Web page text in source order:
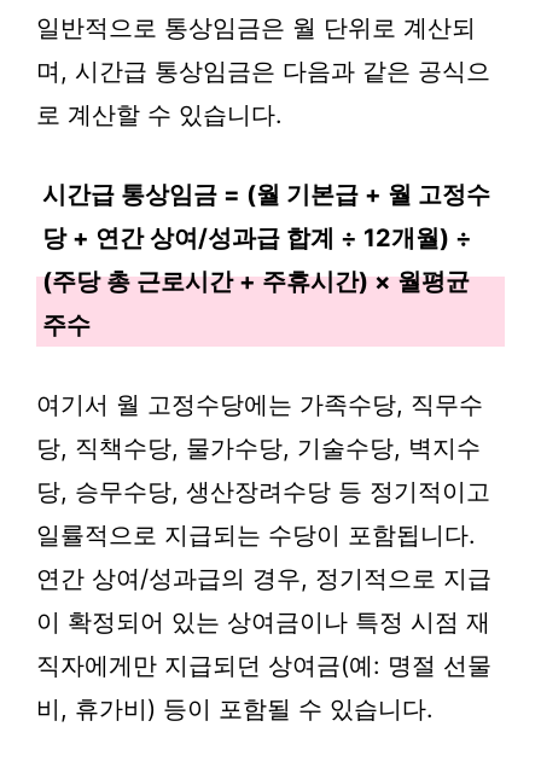
일반적으로 통상임금은 월 단위로 계산되
며, 시간급 통상임금은 다음과 같은 공식으
로 계산할 수 있습니다.
시간급 통상임금 = (월 기본급 + 월 고정수
당 + 연간 상여/성과급 합계 ÷ 12개월) ÷
(주당 총 근로시간 + 주휴시간) × 월평균
주수
여기서 월 고정수당에는 가족수당, 직무수
당, 직책수당, 물가수당, 기술수당, 벽지수
당, 승무수당, 생산장려수당 등 정기적이고
일률적으로 지급되는 수당이 포함됩니다.
연간 상여/성과급의 경우, 정기적으로 지급
이 확정되어 있는 상여금이나 특정 시점 재
직자에게만 지급되던 상여금(예: 명절 선물
비, 휴가비) 등이 포함될 수 있습니다.